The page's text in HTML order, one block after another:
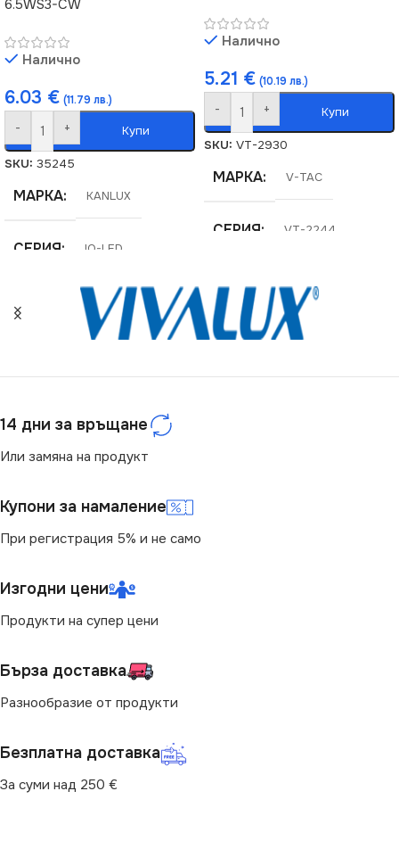
6.5WS3-CW
Налично
6.03 € (11.79 лв.)
- + Купи
SKU: 35245
МАРКА KANLUX
СЕРИЯ IQ-LED
ЦВЕТНА ТЕМПЕРАТУРА
(K)
ЦОКЪЛ
НАПРЕЖЕНИЕ (V)
220V
ЕНЕРГИЕН КЛАС F
СВЕТЛИНЕН ПОТОК
ФОРМА НА ЛАМПАТА
Налично
5.21 € (10.19 лв.)
- + Купи
SKU: VT-2930
МАРКА V-TAC
СЕРИЯ VT-2244
ЕНЕРГИЕН КЛАС
МОЩНОСТ (W)
14 дни за връщане
Или замяна на продукт
Купони за намаление
При регистрация 5% и не само
Изгодни цени
Продукти на супер цени
Бърза доставка
Разнообразие от продукти
Безплатна доставка
За суми над 250 €